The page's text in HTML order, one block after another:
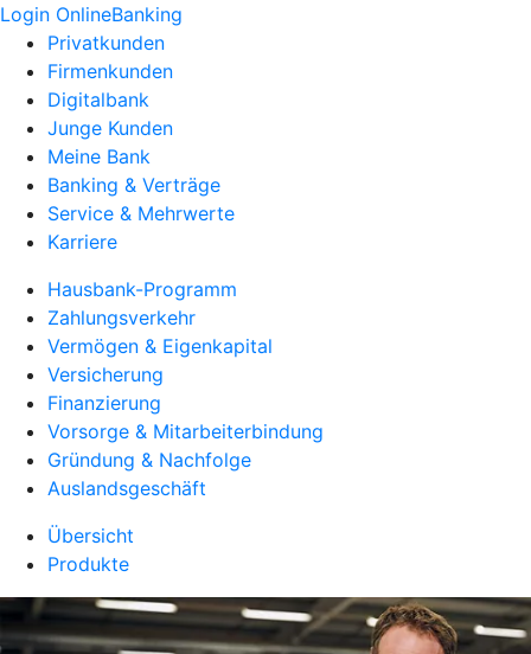
Login OnlineBanking
Privatkunden
Firmenkunden
Digitalbank
Junge Kunden
Meine Bank
Banking & Verträge
Service & Mehrwerte
Karriere
Hausbank-Programm
Zahlungsverkehr
Vermögen & Eigenkapital
Versicherung
Finanzierung
Vorsorge & Mitarbeiterbindung
Gründung & Nachfolge
Auslandsgeschäft
Übersicht
Produkte